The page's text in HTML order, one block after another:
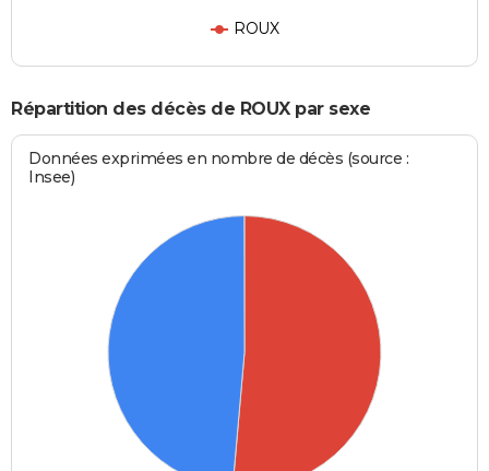
ROUX
Répartition des décès de ROUX par sexe
Données exprimées en nombre de décès (source :
Insee)